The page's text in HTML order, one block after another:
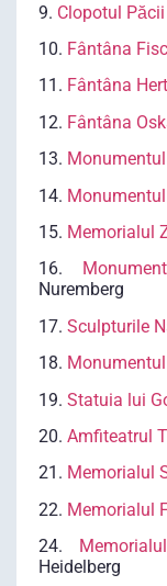
9. Clopotul Păcii
10. Fântâna
11. Fântâna
12. Fântâna
13.
14.
15. Memorialul
16.
Nuremberg
17. Sculpturile
18.
19. Statuia lui
20. Amfiteatrul
21. Memorialul
22. Memorialul
24.
Heidelberg